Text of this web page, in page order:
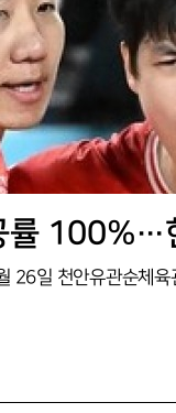
률 100%…